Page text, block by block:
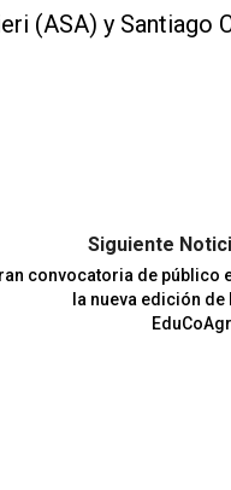
(ASA) y Santiago
Siguiente
convocatoria de público
la nueva edición de